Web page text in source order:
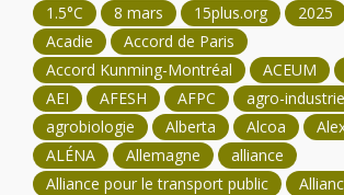
1.5°C
8 mars 15plus.org 2025
Acadie
Accord de Paris
Accord Kunming-Montréal
ACEUM
AEI
AFESH AFPC
agro-industrie
agrobiologie
Alberta Alcoa
ALÉNA
Allemagne
alliance
Alliance pour le transport public